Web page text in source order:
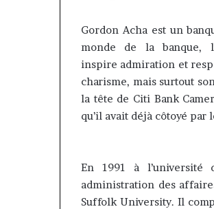
GordonAchaest un
monde de la banque,
inspire admiration et
charisme, mais surtout
la tête de Citi Bank
qu’il avait déjà côtoyé par
En 1991 à
administration des
Suffolk University. Il
d’Advans Cameroun : le choix
de la croissance sous discipline
: